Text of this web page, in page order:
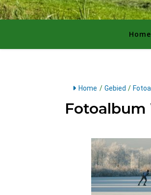
Home
Home / Gebied /
Fotoalbum